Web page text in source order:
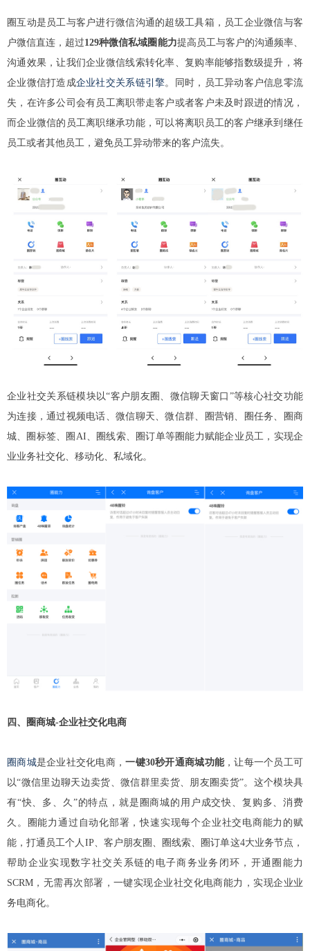
圈互动是员工与客户进行微信沟通的超级工具箱，员工企业微信与客
户微信直连，超过129种微信私域圈能力提高员工与客户的沟通频率、
沟通效果，让我们企业微信线索转化率、复购率能够指数级提升，将
企业微信打造成企业社交关系链引擎。同时，员工异动客户信息零流
失，在许多公司会有员工离职带走客户或者客户未及时跟进的情况，
而企业微信的员工离职继承功能，可以将离职员工的客户继承到继任
员工或者其他员工，避免员工异动带来的客户流失。
企业社交关系链模块以“客户朋友圈、微信聊天窗口”等核心社交功能
为连接，通过视频电话、微信聊天、微信群、圈营销、圈任务、圈商
城、圈标签、圈AI、圈线索、圈订单等圈能力赋能企业员工，实现企
业业务社交化、移动化、私域化。
四、圈商城-企业社交化电商
圈商城是企业社交化电商，一键30秒开通商城功能，让每一个员工可
以“微信里边聊天边卖货、微信群里卖货、朋友圈卖货”。这个模块具
有“快、多、久”的特点，就是圈商城的用户成交快、复购多、消费
久。圈能力通过自动化部署，快速实现每个企业社交电商能力的赋
能，打通员工个人IP、客户朋友圈、圈线索、圈订单这4大业务节点，
帮助企业实现数字社交关系链的电子商务业务闭环，开通圈能力
SCRM，无需再次部署，一键实现企业社交化电商能力，实现企业业
务电商化。